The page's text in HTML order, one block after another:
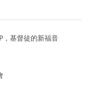
，基督徒的新福音